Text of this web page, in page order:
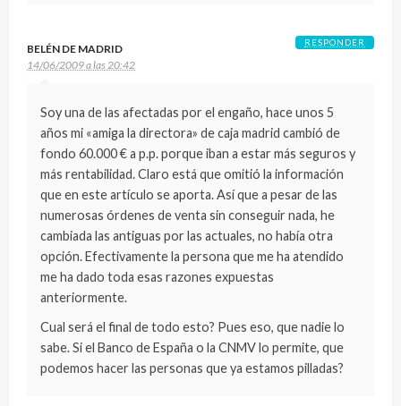
BELÉN DE MADRID
14/06/2009 a las 20:42
Soy una de las afectadas por el engaño, hace unos 5
años mi «amiga la directora» de caja madrid cambió de
fondo 60.000 € a p.p. porque iban a estar más seguros y
más rentabilidad. Claro está que omitió la información
que en este artículo se aporta. Así que a pesar de las
numerosas órdenes de venta sin conseguir nada, he
cambiada las antiguas por las actuales, no había otra
opción. Efectivamente la persona que me ha atendido
me ha dado toda esas razones expuestas
anteriormente.
Cual será el final de todo esto? Pues eso, que nadie lo
sabe. Si el Banco de España o la CNMV lo permite, que
podemos hacer las personas que ya estamos pilladas?
RESPONDER